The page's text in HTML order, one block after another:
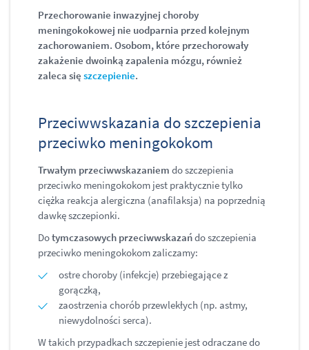
Przechorowanie inwazyjnej choroby
meningokokowej nie uodparnia przed kolejnym
zachorowaniem. Osobom, które przechorowały
zakażenie dwoinką zapalenia mózgu, również
zaleca się szczepienie.
Przeciwwskazania do szczepienia
przeciwko meningokokom
Trwałym przeciwwskazaniem do szczepienia
przeciwko meningokokom jest praktycznie tylko
ciężka reakcja alergiczna (anafilaksja) na poprzednią
dawkę szczepionki.
Dotymczasowych przeciwwskazańdo szczepienia
przeciwko meningokokom zaliczamy:
ostre choroby (infekcje) przebiegające z
gorączką,
zaostrzenia chorób przewlekłych (np. astmy,
niewydolności serca).
W takich przypadkach szczepienie jest odraczane do